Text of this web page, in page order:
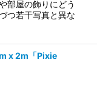
部屋の飾りにどう
つ若干写真と異な
x 2m「Pixie